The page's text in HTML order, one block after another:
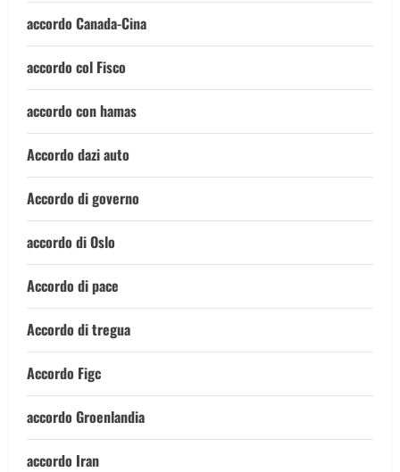
accordo Canada-Cina
accordo col Fisco
accordo con hamas
Accordo dazi auto
Accordo di governo
accordo di Oslo
Accordo di pace
Accordo di tregua
Accordo Figc
accordo Groenlandia
accordo Iran